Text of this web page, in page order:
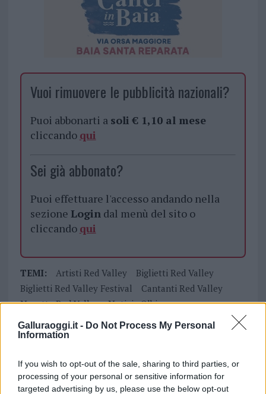
Galluraoggi.it - Do Not Process My Personal
Information
If you wish to opt-out of the sale, sharing to third parties, or
processing of your personal or sensitive information for
targeted advertising by us, please use the below opt-out
Vuoi rimuovere le pubblicità nazionali?
Puoi abbonarti a soli € 1,10 al mese
cliccando qui
Sei già abbonato?
Puoi effettuare l'accesso andando nella
sezione Logindal menù del sito o
cliccando qui
TEMI: Artisti Red Valley
Biglietti Red Valley
Biglietti Red Valley Festival
Cantanti Red Valley
Navetta Red Valley
Notizie Olbia
Programma Red Valley
Red Valley
Entra nel canale telegram di
GalluraOggi.it